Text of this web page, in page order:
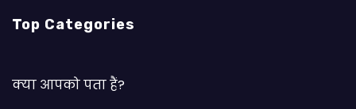
Top Categories
क्या आपको पता हैं?